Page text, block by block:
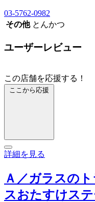
03-5762-0982
その他 とんかつ
ユーザーレビュー
この店舗を応援する！
ここから応援
詳細を見る
Ａ／ガラスの
スおたすけス